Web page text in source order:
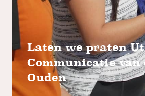
Laten we praten
Communicatie van
Ouden